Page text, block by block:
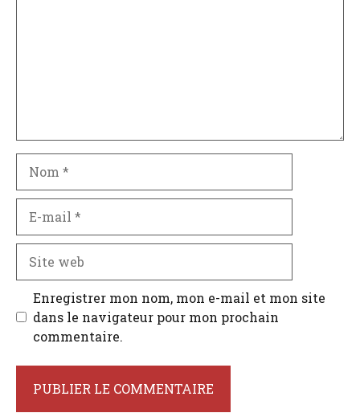
mail
web
Enregistrer mon nom, mon e-mail et mon site
dans le navigateur pour mon prochain
commentaire.